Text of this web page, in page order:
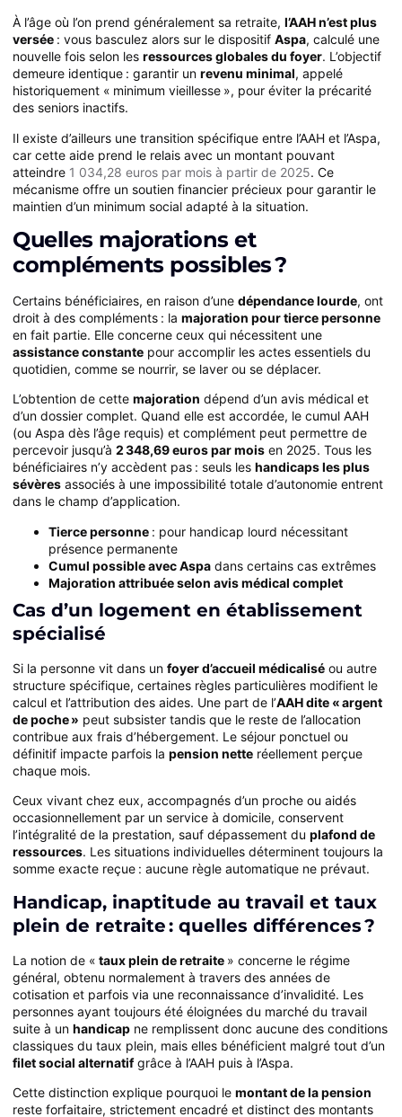
À l’âge où l’on prend généralement sa retraite, l’AAH n’est plus
versée : vous basculez alors sur le dispositif Aspa, calculé une
nouvelle fois selon les ressources globales du foyer. L’objectif
demeure identique : garantir un revenu minimal, appelé
historiquement « minimum vieillesse », pour éviter la précarité
des seniors inactifs.
Il existe d’ailleurs une transition spécifique entre l’AAH et l’Aspa,
car cette aide prend le relais avec un montant pouvant
atteindre 1 034,28 euros par mois à partir de 2025. Ce
mécanisme offre un soutien financier précieux pour garantir le
maintien d’un minimum social adapté à la situation.
Quelles majorations et
compléments possibles ?
Certains bénéficiaires, en raison d’une dépendance lourde, ont
droit à des compléments : la majoration pour tierce personne
en fait partie. Elle concerne ceux qui nécessitent une
assistance constante pour accomplir les actes essentiels du
quotidien, comme se nourrir, se laver ou se déplacer.
L’obtention de cette majoration dépend d’un avis médical et
d’un dossier complet. Quand elle est accordée, le cumul AAH
(ou Aspa dès l’âge requis) et complément peut permettre de
percevoir jusqu’à 2 348,69 euros par mois en 2025. Tous les
bénéficiaires n’y accèdent pas : seuls les handicaps les plus
sévères associés à une impossibilité totale d’autonomie entrent
dans le champ d’application.
Tierce personne : pour handicap lourd nécessitant
présence permanente
Cumul possible avec Aspa dans certains cas extrêmes
Majoration attribuée selon avis médical complet
Cas d’un logement en établissement
spécialisé
Si la personne vit dans un foyer d’accueil médicalisé ou autre
structure spécifique, certaines règles particulières modifient le
calcul et l’attribution des aides. Une part de l’AAH dite « argent
de poche » peut subsister tandis que le reste de l’allocation
contribue aux frais d’hébergement. Le séjour ponctuel ou
définitif impacte parfois la pension nette réellement perçue
chaque mois.
Ceux vivant chez eux, accompagnés d’un proche ou aidés
occasionnellement par un service à domicile, conservent
l’intégralité de la prestation, sauf dépassement du plafond de
ressources. Les situations individuelles déterminent toujours la
somme exacte reçue : aucune règle automatique ne prévaut.
Handicap, inaptitude au travail et taux
plein de retraite : quelles différences ?
La notion de « taux plein de retraite » concerne le régime
général, obtenu normalement à travers des années de
cotisation et parfois via une reconnaissance d’invalidité. Les
personnes ayant toujours été éloignées du marché du travail
suite à un handicap ne remplissent donc aucune des conditions
classiques du taux plein, mais elles bénéficient malgré tout d’un
filet social alternatifgrâce à l’AAH puis à l’Aspa.
Cette distinction explique pourquoi le montant de la pension
reste forfaitaire, strictement encadré et distinct des montants